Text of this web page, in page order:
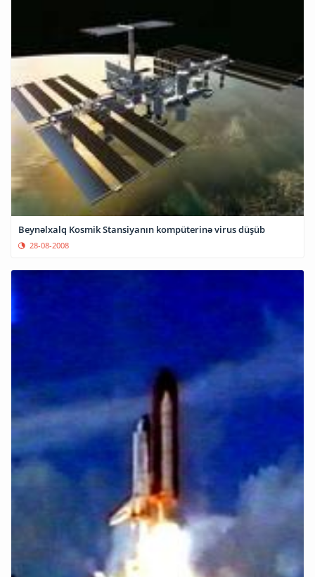
Beynəlxalq Kosmik Stansiyanın kompüterinə virus düşüb
28-08-2008